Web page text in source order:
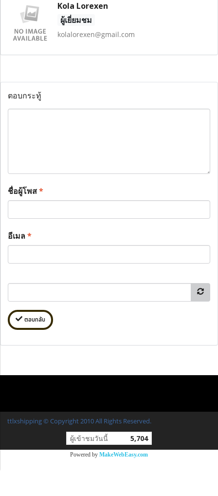
Kola Lorexen
ผู้เยี่ยมชม
kolalorexen@gmail.com
ตอบกระทู้
ชื่อผู้โพส*
อีเมล*
ตอบกลับ
ttlxshipping © Copyright 2010 All Rights Reserved.
ผู้เข้าชมวันนี้ 5,704
Powered by MakeWebEasy.com